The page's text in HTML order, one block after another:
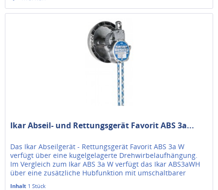
Ikar Abseil- und Rettungsgerät Favorit ABS 3a...
Das Ikar Abseilgerät - Rettungsgerät Favorit ABS 3a W
verfügt über eine kugelgelagerte Drehwirbelaufhängung.
Im Vergleich zum Ikar ABS 3a W verfügt das Ikar ABS3aWH
über eine zusätzliche Hubfunktion mit umschaltbarer
Rücklaufsperre und...
Inhalt 1 Stück